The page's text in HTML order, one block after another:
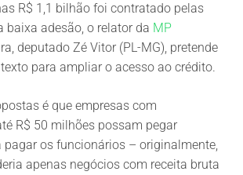
R$ 1,1 bilhão foi contratado pelas
baixa adesão, o relator da MP
deputado Zé Vitor (PL-MG), pretende
para ampliar o acesso ao crédito.
é que empresas com
R$ 50 milhões possam pegar
pagar os funcionários – originalmente,
apenas negócios com receita bruta